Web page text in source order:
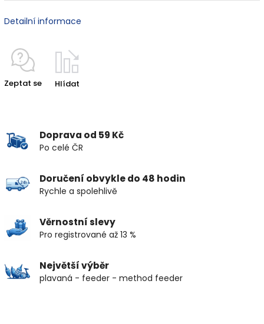
Detailní informace
Zeptat se Hlídat
Doprava od 59 Kč
Po celé ČR
Doručení obvykle do 48 hodin
Rychle a spolehlivě
Věrnostní slevy
Pro registrované až 13 %
Největší výběr
plavaná - feeder - method feeder